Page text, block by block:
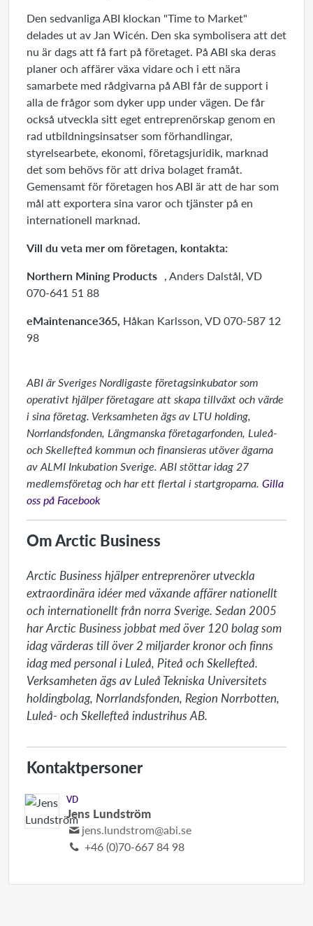
Den sedvanliga ABI klockan "Time to Market"
delades ut av Jan Wicén. Den ska symbolisera att det
nu är dags att få fart på företaget. På ABI ska deras
planer och affärer växa vidare och i ett nära
samarbete med rådgivarna på ABI får de support i
alla de frågor som dyker upp under vägen. De får
också utveckla sitt eget entreprenörskap genom en
rad utbildningsinsatser som förhandlingar,
styrelsearbete, ekonomi, företagsjuridik, marknad
det som behövs för att driva bolaget framåt.
Gemensamt för företagen hos ABI är att de har som
mål att exportera sina varor och tjänster på en
internationell marknad.
Vill du veta mer om företagen, kontakta:
Northern Mining Products , Anders Dalstål, VD
070-641 51 88
eMaintenance365, Håkan Karlsson, VD 070-587 12
98
ABI är Sveriges Nordligaste företagsinkubator som
operativt hjälper företagare att skapa tillväxt och värde
i sina företag. Verksamheten ägs av LTU holding,
Norrlandsfonden, Längmanska företagarfonden, Luleå-
och Skellefteå kommun och finansieras utöver ägarna
av ALMI Inkubation Sverige. ABI stöttar idag 27
medlemsföretag och har ett flertal i startgroparna. Gilla
oss på Facebook
Om Arctic Business
Arctic Business hjälper entreprenörer utveckla
extraordinära idéer med växande affärer nationellt
och internationellt från norra Sverige. Sedan 2005
har Arctic Business jobbat med över 120 bolag som
idag värderas till över 2 miljarder kronor och finns
idag med personal i Luleå, Piteå och Skellefteå.
Verksamheten ägs av Luleå Tekniska Universitets
holdingbolag, Norrlandsfonden, Region Norrbotten,
Luleå- och Skellefteå industrihus AB.
Kontaktpersoner
VD
Jens Lundström
jens.lundstrom@abi.se
+46 (0)70-667 84 98